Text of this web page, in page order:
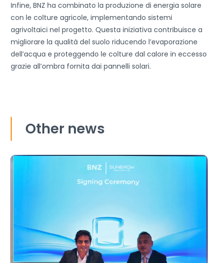
Infine, BNZ ha combinato la produzione di energia solare
con le colture agricole, implementando sistemi
agrivoltaici nel progetto. Questa iniziativa contribuisce a
migliorare la qualità del suolo riducendo l’evaporazione
dell’acqua e proteggendo le colture dal calore in eccesso
grazie all’ombra fornita dai pannelli solari.
Other news